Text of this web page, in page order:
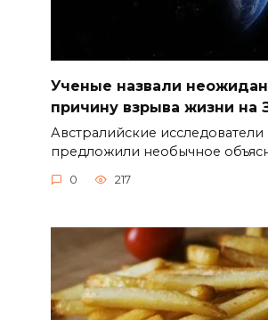
Ученые назвали
причину взрыва жизни на
Австралийские исследователи
предложили необычное
0 217